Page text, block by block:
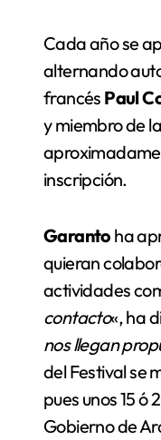
Cada año se
alternando
francés Paul
y miembro de
inscripción.
Garanto ha
quieran
actividades
contacto«, ha
nos llegan
del Festival se
pues unos 15
Gobierno de